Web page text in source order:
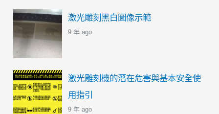
激光雕刻黑白圖像示範
9 年 ago
激光雕刻機的潛在危害與基本安全使
用指引
9 年 ago